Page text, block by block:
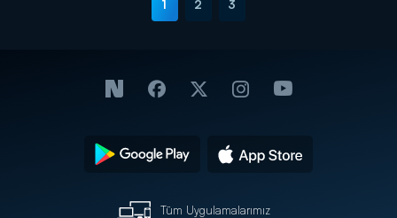
1 2 3
Tüm Uygulamalarımız